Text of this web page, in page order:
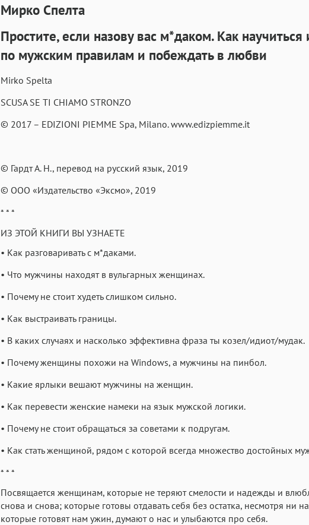
Аа
Roboto
Аа
Garamond
Аа
Fira Sans
Аа
Helvetica Neue Arial Аа
Georgia
Courier Courier New
Мирко Спелта
Простите, если назову вас м*даком. Как научиться
по мужским правилам и побеждать в любви
Mirko Spelta
SCUSA SE TI CHIAMO STRONZO
© 2017 – EDIZIONI PIEMME Spa, Milano. www.edizpiemme.it
© Гардт А. Н., перевод на русский язык, 2019
© ООО «Издательство «Эксмо», 2019
* * *
ИЗ ЭТОЙ КНИГИ ВЫ УЗНАЕТЕ
• Как разговаривать с м*даками.
• Что мужчины находят в вульгарных женщинах.
• Почему не стоит худеть слишком сильно.
• Как выстраивать границы.
• В каких случаях и насколько эффективна фраза ты козел/идиот/мудак.
• Почему женщины похожи на Windows, а мужчины на пинбол.
• Какие ярлыки вешают мужчины на женщин.
• Как перевести женские намеки на язык мужской логики.
• Почему не стоит обращаться за советами к подругам.
• Как стать женщиной, рядом с которой всегда множество достойных
* * *
Посвящается женщинам, которые не теряют смелости и надежды и
снова и снова; которые готовы отдавать себя без остатка, несмотря ни
которые готовят нам ужин, думают о нас и улыбаются про себя.